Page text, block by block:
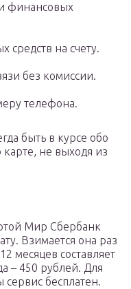
финансовых
средств на счету.
без комиссии.
телефона.
быть в курсе обо
не выходя из
Мир Сбербанк
Взимается она раз
месяцев составляет
– 450 рублей. Для
бесплатен.